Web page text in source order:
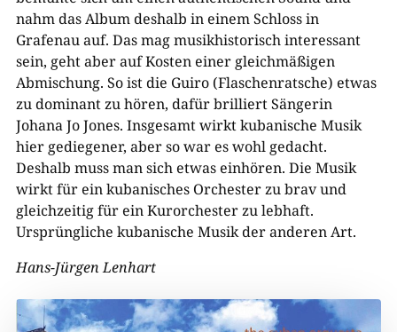
nahm das Album deshalb in einem Schloss in
Grafenau auf. Das mag musikhistorisch interessant
sein, geht aber auf Kosten einer gleichmäßigen
Abmischung. So ist die Guiro (Flaschenratsche) etwas
zu dominant zu hören, dafür brilliert Sängerin
Johana Jo Jones. Insgesamt wirkt kubanische Musik
hier gediegener, aber so war es wohl gedacht.
Deshalb muss man sich etwas einhören. Die Musik
wirkt für ein kubanisches Orchester zu brav und
gleichzeitig für ein Kurorchester zu lebhaft.
Ursprüngliche kubanische Musik der anderen Art.
Hans-Jürgen Lenhart